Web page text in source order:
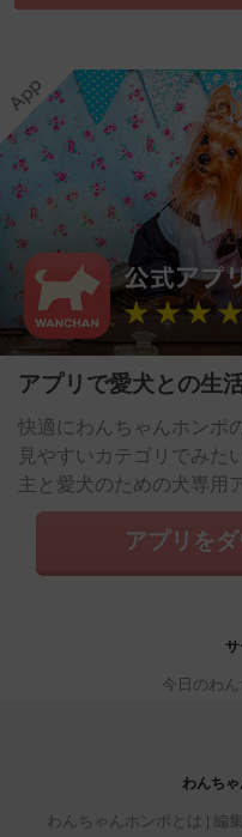
アプリで愛犬との生
快適にわんちゃんホンポ
見やすいカテゴリでみた
主と愛犬のための犬専用
アプリを
今日のわ
わんち
わんちゃんホンポとは 編